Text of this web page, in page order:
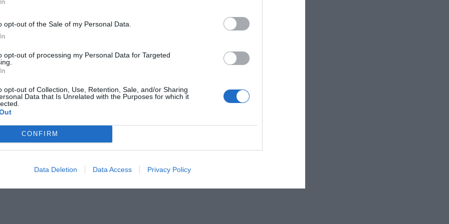
opt-out of the Sale of my Personal Data.
opt-out of processing my Personal Data for Targeted
opt-out of Collection, Use, Retention, Sale, and/or Sharing
Data that Is Unrelated with the Purposes for which it
CONFIRM
Data Deletion Data Access Privacy Policy
pobresa a la ciutat, amb un índex de pobresa
que entre els homes (11,4%). La bretxa
i hi ha una major parcialitat i temporalitat entre
de les dones treballa a temps parcial, mentre en
de les dones té un contracte temporal, en
homes. A més, els càrrecs de direcció i
per homes a la capital catalana.
de la bretxa: la desigualtat salarial, la cara